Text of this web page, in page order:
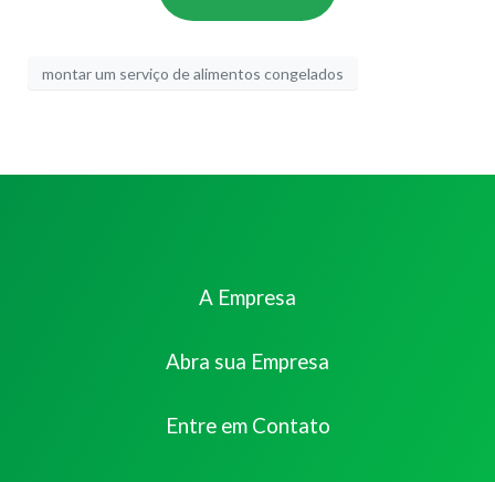
montar um serviço de alimentos congelados
A Empresa
Abra sua Empresa
Entre em Contato